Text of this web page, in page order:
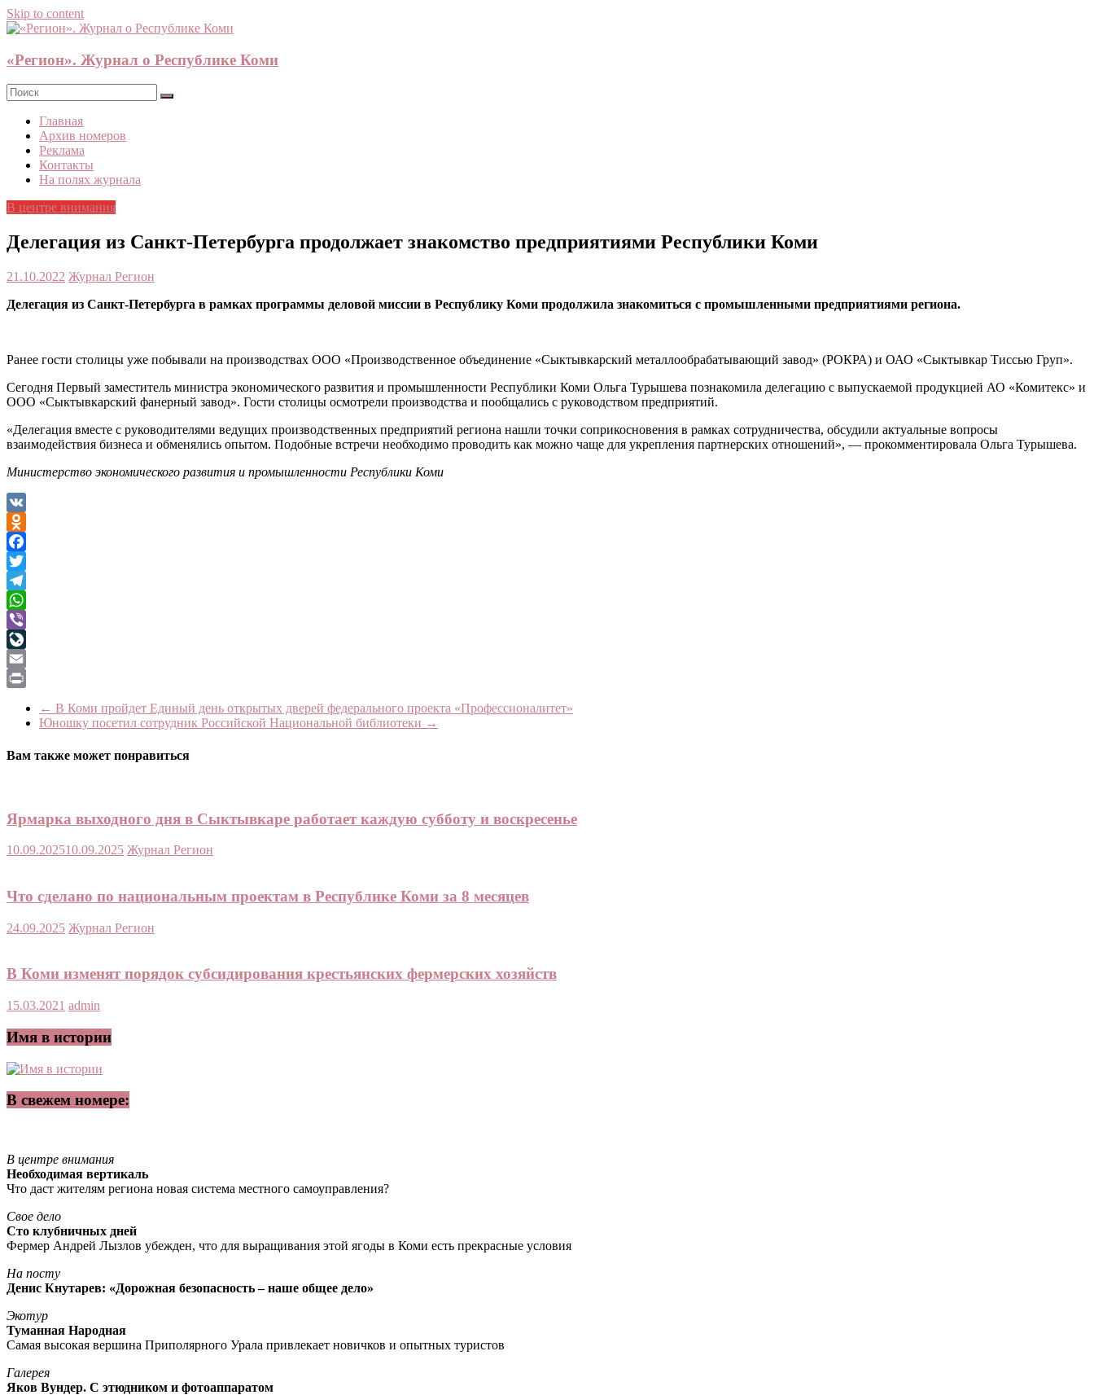
Skip to content
«Регион». Журнал о Республике Коми
Главная
Архив номеров
Реклама
Контакты
На полях журнала
В центре внимания
Делегация из Санкт-Петербурга продолжает знакомство предприятиями Республики Коми
21.10.2022 Журнал Регион
Делегация из Санкт-Петербурга в рамках программы деловой миссии в Республику Коми продолжила знакомиться с промышленными предприятиями региона.
Ранее гости столицы уже побывали на производствах ООО «Производственное объединение «Сыктывкарский металлообрабатывающий завод» (РОКРА) и ОАО «Сыктывкар Тиссью Груп».
Сегодня Первый заместитель министра экономического развития и промышленности Республики Коми Ольга Турышева познакомила делегацию с выпускаемой продукцией АО «Комитекс» и
ООО «Сыктывкарский фанерный завод». Гости столицы осмотрели производства и пообщались с руководством предприятий.
«Делегация вместе с руководителями ведущих производственных предприятий региона нашли точки соприкосновения в рамках сотрудничества, обсудили актуальные вопросы
взаимодействия бизнеса и обменялись опытом. Подобные встречи необходимо проводить как можно чаще для укрепления партнерских отношений», — прокомментировала Ольга Турышева.
Министерство экономического развития и промышленности Республики Коми
VK
Odnoklassniki
Facebook
Twitter
Telegram
WhatsApp
Viber
LiveJournal
Email
← В Коми пройдет Единый день открытых дверей федерального проекта «Профессионалитет»
Юношку посетил сотрудник Российской Национальной библиотеки →
Вам также может понравиться
Ярмарка выходного дня в Сыктывкаре работает каждую субботу и воскресенье
10.09.202510.09.2025 Журнал Регион
Что сделано по национальным проектам в Республике Коми за 8 месяцев
24.09.2025 Журнал Регион
В Коми изменят порядок субсидирования крестьянских фермерских хозяйств
15.03.2021 admin
Имя в истории
В свежем номере:
В центре внимания
Необходимая вертикаль
Что даст жителям региона новая система местного самоуправления?
Свое дело
Сто клубничных дней
Фермер Андрей Лызлов убежден, что для выращивания этой ягоды в Коми есть прекрасные условия
На посту
Денис Кнутарев: «Дорожная безопасность – наше общее дело»
Экотур
Туманная Народная
Самая высокая вершина Приполярного Урала привлекает новичков и опытных туристов
Галерея
Яков Вундер. С этюдником и фотоаппаратом